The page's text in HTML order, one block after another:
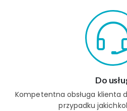
Do
Kompetentna obsługa klienta
przypadku